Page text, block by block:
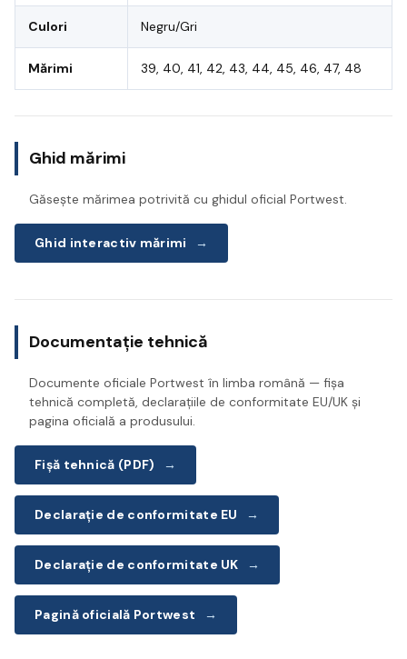
Culori Negru/Gri
Mărimi 39, 40, 41, 42, 43, 44, 45, 46, 47, 48
Ghid mărimi
Găsește mărimea potrivită cu ghidul oficial Portwest.
Ghid interactiv mărimi →
Documentație tehnică
Documente oficiale Portwest în limba română — fișa
tehnică completă, declarațiile de conformitate EU/UK și
pagina oficială a produsului.
Fișă tehnică (PDF) →
Declarație de conformitate EU →
Declarație de conformitate UK →
Pagină oficială Portwest →